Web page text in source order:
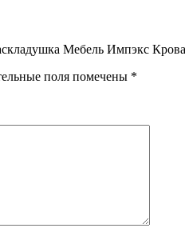
Мебель Импэкс
поля помечены *